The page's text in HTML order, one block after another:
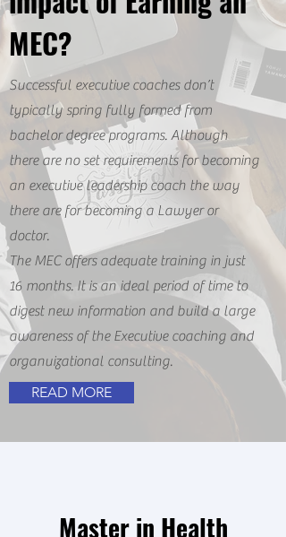
MEC?
Successful executive coaches don’t
typically spring fully formed from
bachelor degree programs. Although
there are no set requirements for becoming
an executive leadership coach the way
there are for becoming a Lawyer or
doctor.
The MEC offers adequate training in just
16 months. It is an ideal period of time to
digest new information and build a large
awareness of the Executive coaching and
organuizational consulting.
READ MORE
Master in Health